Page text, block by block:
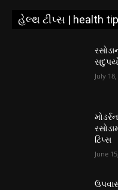
હેલ્થ ટીપ્સ | health
July
ટિપ્સ
June